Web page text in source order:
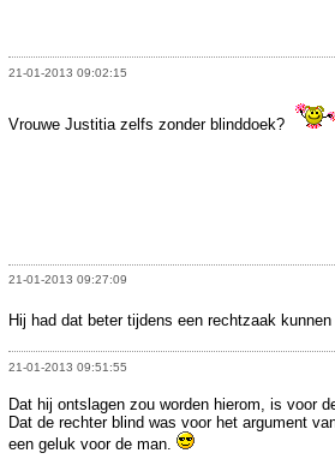
21-01-2013 09:02:15
Vrouwe Justitia zelfs zonder blinddoek?
21-01-2013 09:27:09
Hij had dat beter tijdens een rechtzaak kunnen
21-01-2013 09:51:55
Dat hij ontslagen zou worden hierom, is voor
Dat de rechter blind was voor het argument
een geluk voor de man.